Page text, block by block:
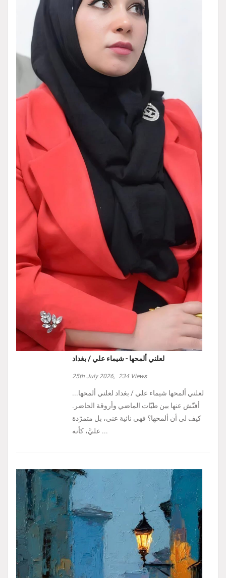
لعلني ألمحها - شيماء علي / بغداد
25th July 2026, 234Views
لعلني ألمحها شيماء علي / بغداد لعلني ألمحها...
أفتّش عنها بين طيّات الماضي وأروقة الحاضر.
كيف لي أن ألمحها؟ فهي نائية عني، بل متمرّدة
عليَّ، كأنه ...